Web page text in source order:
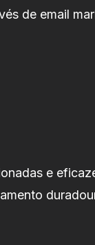
de email
e